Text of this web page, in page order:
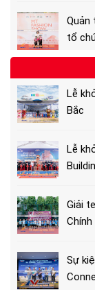
Quản
tổ
Lễ
Bắc
Lễ
Giải
Sự